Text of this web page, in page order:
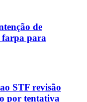
de
farpa para
STF revisão
por tentativa